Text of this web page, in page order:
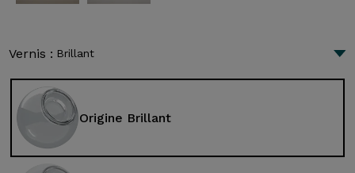
Vernis : Brillant
Origine Brillant